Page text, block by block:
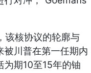
该核协议的轮廓与
被川普在第一任期内
为期10至15年的铀